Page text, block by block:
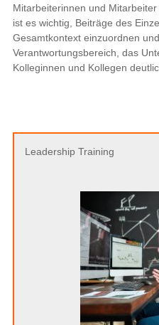
Mitarbeiterinnen und
ist es wichtig, Beiträge des
Gesamtkontext einzuordnen
Verantwortungsbereich, das
Kolleginnen und Kollegen
Leadership Training